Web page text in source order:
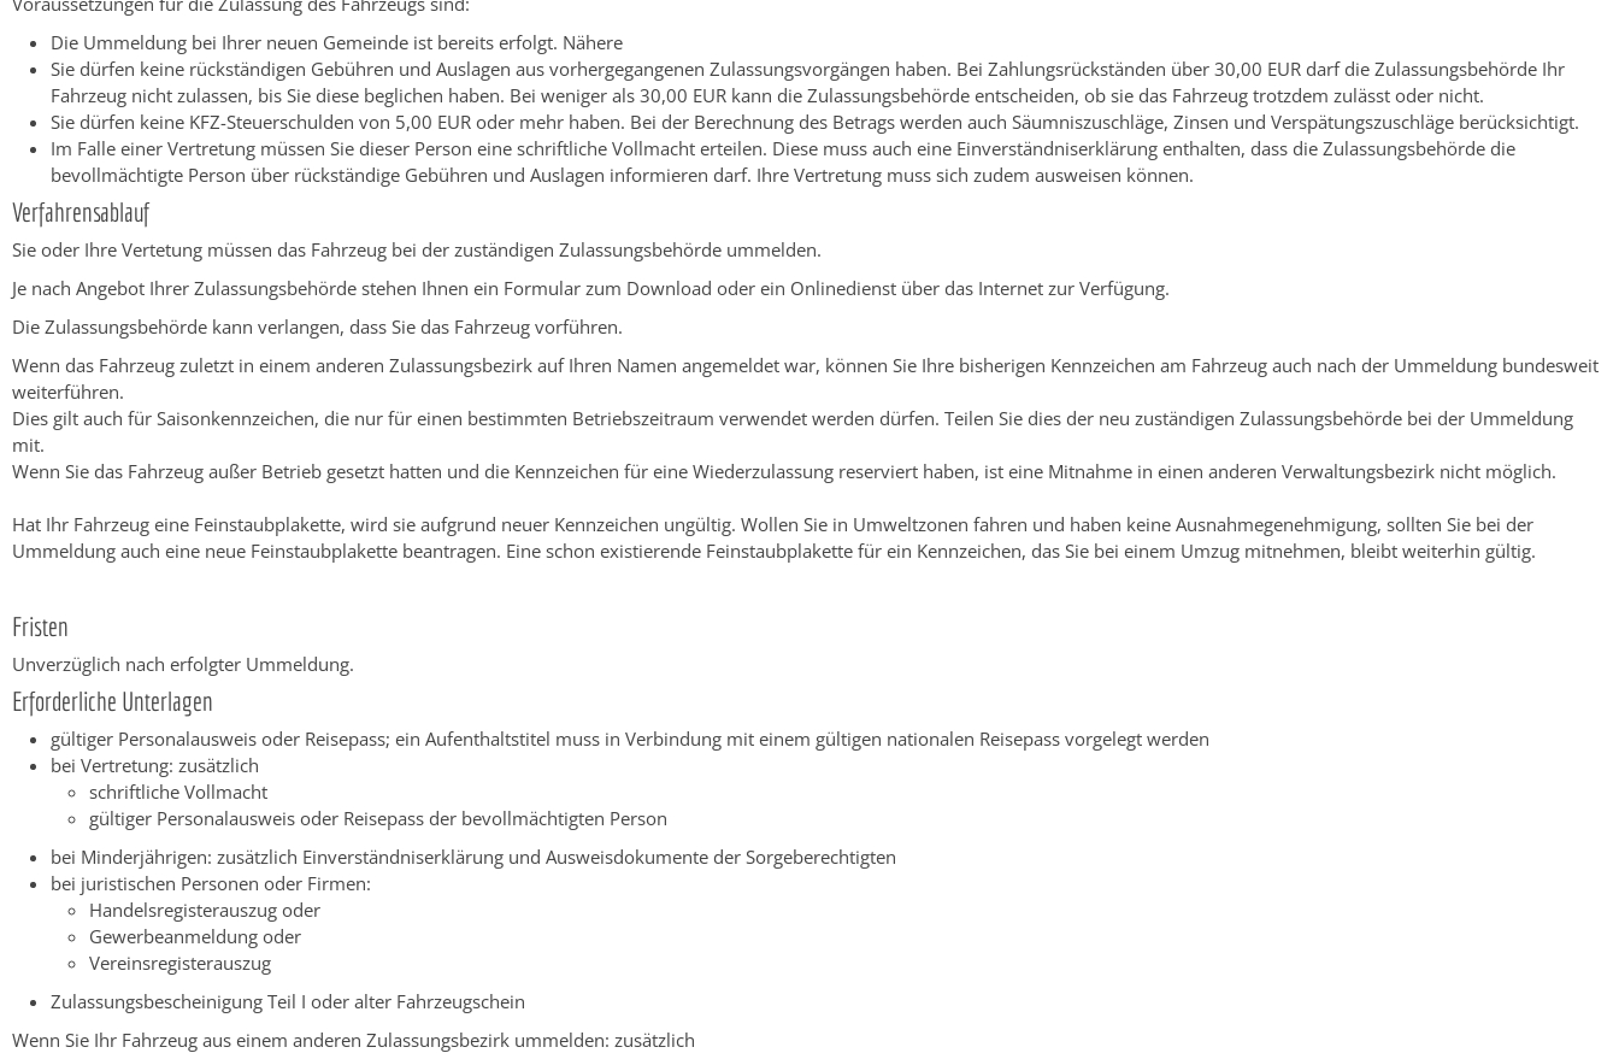
Die Ummeldung bei Ihrer neuen Gemeinde ist bereits erfolgt. Nähere
Sie dürfen keine rückständigen Gebühren und Auslagen aus vorhergegangenen Zulassungsvorgängen haben. Bei Zahlungsrückständen über 30,00 EUR darf die Zulassungsbehörde Ihr
Fahrzeug nicht zulassen, bis Sie diese beglichen haben. Bei weniger als 30,00 EUR kann die Zulassungsbehörde entscheiden, ob sie das Fahrzeug trotzdem zulässt oder nicht.
Sie dürfen keine KFZ-Steuerschulden von 5,00 EUR oder mehr haben. Bei der Berechnung des Betrags werden auch Säumniszuschläge, Zinsen und Verspätungszuschläge berücksichtigt.
Im Falle einer Vertretung müssen Sie dieser Person eine schriftliche Vollmacht erteilen. Diese muss auch eine Einverständniserklärung enthalten, dass die Zulassungsbehörde die
bevollmächtigte Person über rückständige Gebühren und Auslagen informieren darf. Ihre Vertretung muss sich zudem ausweisen können.
Verfahrensablauf
Sie oder Ihre Vertetung müssen das Fahrzeug bei der zuständigen Zulassungsbehörde ummelden.
Je nach Angebot Ihrer Zulassungsbehörde stehen Ihnen ein Formular zum Download oder ein Onlinedienst über das Internet zur Verfügung.
Die Zulassungsbehörde kann verlangen, dass Sie das Fahrzeug vorführen.
Wenn das Fahrzeug zuletzt in einem anderen Zulassungsbezirk auf Ihren Namen angemeldet war, können Sie Ihre bisherigen Kennzeichen am Fahrzeug auch nach der Ummeldung bundesweit
weiterführen.
Dies gilt auch für Saisonkennzeichen, die nur für einen bestimmten Betriebszeitraum verwendet werden dürfen. Teilen Sie dies der neu zuständigen Zulassungsbehörde bei der Ummeldung
mit.
Wenn Sie das Fahrzeug außer Betrieb gesetzt hatten und die Kennzeichen für eine Wiederzulassung reserviert haben, ist eine Mitnahme in einen anderen Verwaltungsbezirk nicht möglich.
Hat Ihr Fahrzeug eine Feinstaubplakette, wird sie aufgrund neuer Kennzeichen ungültig. Wollen Sie in Umweltzonen fahren und haben keine Ausnahmegenehmigung, sollten Sie bei der
Ummeldung auch eine neue Feinstaubplakette beantragen. Eine schon existierende Feinstaubplakette für ein Kennzeichen, das Sie bei einem Umzug mitnehmen, bleibt weiterhin gültig.
Fristen
Unverzüglich nach erfolgter Ummeldung.
Erforderliche Unterlagen
gültiger Personalausweis oder Reisepass; ein Aufenthaltstitel muss in Verbindung mit einem gültigen nationalen Reisepass vorgelegt werden
bei Vertretung: zusätzlich
schriftliche Vollmacht
gültiger Personalausweis oder Reisepass der bevollmächtigten Person
bei Minderjährigen: zusätzlich Einverständniserklärung und Ausweisdokumente der Sorgeberechtigten
bei juristischen Personen oder Firmen:
Handelsregisterauszug oder
Gewerbeanmeldung oder
Vereinsregisterauszug
Zulassungsbescheinigung Teil I oder alter Fahrzeugschein
Wenn Sie Ihr Fahrzeug aus einem anderen Zulassungsbezirk ummelden: zusätzlich